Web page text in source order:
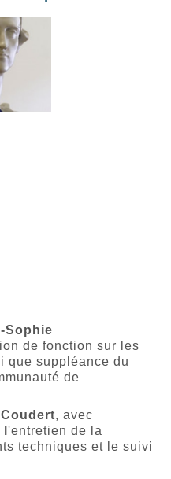
Sophie
de fonction sur les
que suppléance du
de
, avec
l'entretien de la
techniques et le suivi